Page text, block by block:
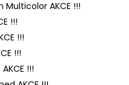
Multicolor AKCE !!!
!!!
!!!
!!!
!!!